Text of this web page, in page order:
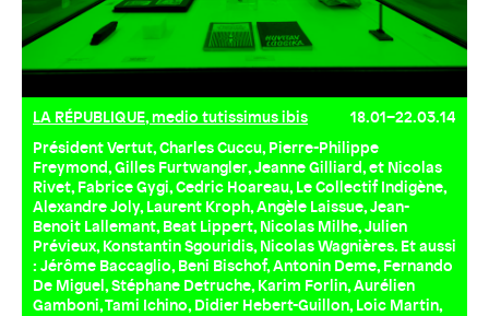
LA RÉPUBLIQUE, medio tutissimus ibis
18.01–22.03.14
Président Vertut, Charles Cuccu, Pierre-Philippe
Freymond, Gilles Furtwangler, Jeanne Gilliard, et Nicolas
Rivet, Fabrice Gygi, Cedric Hoareau, Le Collectif Indigène,
Alexandre Joly, Laurent Kroph, Angèle Laissue, Jean-
Benoit Lallemant, Beat Lippert, Nicolas Milhe, Julien
Prévieux, Konstantin Sgouridis, Nicolas Wagnières. Et aussi
: Jérôme Baccaglio, Beni Bischof, Antonin Deme, Fernando
De Miguel, Stéphane Detruche, Karim Forlin, Aurélien
Gamboni, Tami Ichino, Didier Hebert-Guillon, Loic Martin,